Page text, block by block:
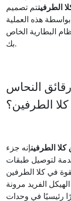
الطرفينتم تصميم
هذه العملية
البطارية الخاص
بك.
النحاس
الطرفين؟
الطرفينإنه جزء
لتوصيل طبقات
في كلا الطرفين
الفريد مرونة
رئيسيًا في وحدات